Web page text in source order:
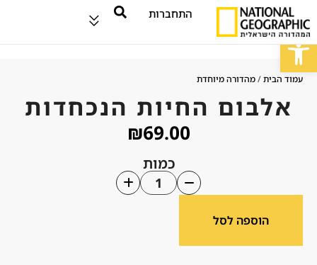
פתח סרגל נגישות
התחברות
עמוד הבית/מהדורה מיוחדת
אלבום החיות הנכחדות
₪69.00
כמות
הוספה לסל